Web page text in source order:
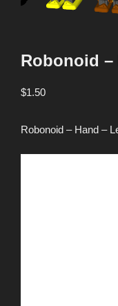
Robonoid –
$1.50
Robonoid – Hand –